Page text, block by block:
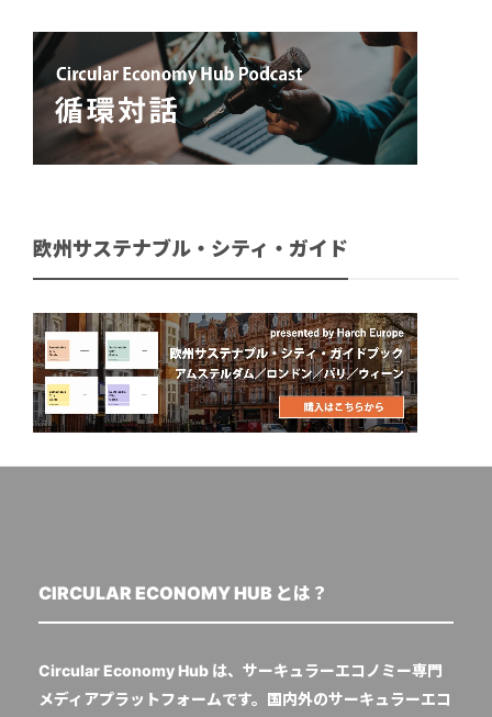
欧州サステナブル・シティ・ガイド
CIRCULAR ECONOMY HUB とは？
Circular Economy Hub は、サーキュラーエコノミー専門
メディアプラットフォームです。国内外のサーキュラーエコ